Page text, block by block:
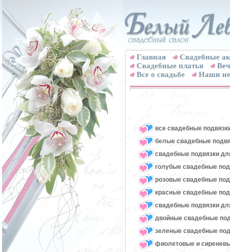
Главная
Свадебные
Cвадебные платья
Все о свадьбе
Наши
все свадебные
белые свадебные
свадебные подвязки
голубые свадебные
розовые свадебные
красные свадебные
свадебные подвязки
двойные свадебные
зеленые свадебные
фиолетовые и